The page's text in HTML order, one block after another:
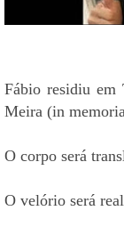
Fábio residiu em
Meira (in
O corpo será
O velório será